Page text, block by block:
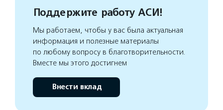
Поддержите работу АСИ!
Мы работаем, чтобы у вас была актуальная
информация и полезные материалы
по любому вопросу в благотворительности.
Вместе мы этого достигнем
Внести вклад